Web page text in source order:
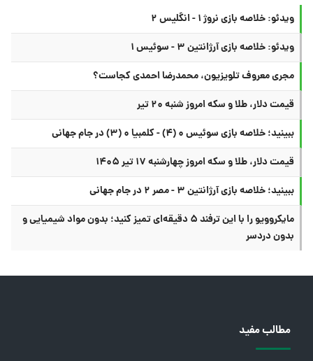
ویدئو: خلاصه بازی نروژ ۱ - انگلیس ۲
ویدئو: خلاصه بازی آرژانتین ۳ - سوئیس ۱
مجری معروف تلویزیون، محمدرضا احمدی کجاست؟
قیمت دلار، طلا و سکه امروز شنبه ۲۰ تیر
ببینید؛ خلاصه بازی سوئیس ۰ (۴) - کلمبیا ۰ (۳) در جام جهانی
قیمت دلار، طلا و سکه امروز چهارشنبه ۱۷ تیر ۱۴۰۵
ببینید؛ خلاصه بازی آرژانتین ۳ - مصر ۲ در جام جهانی
مایکروویو را با این ترفند ۵ دقیقه‌ای تمیز کنید؛ بدون مواد شیمیایی و
بدون دردسر
مطالب مفید